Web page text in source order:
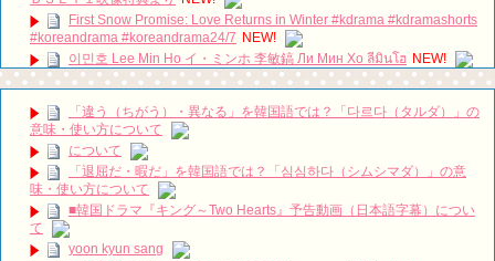
First Snow Promise: Love Returns in Winter #kdrama #kdramashorts
#koreandrama #koreandrama24/7 NEW!
이민호 Lee Min Ho イ・ミンホ 李敏鎬 Ли Мин Хо ลีมินโฮ NEW!
[Secrets and Lies] EP21, Preview, 비밀과 거짓말 20180723 NEW!
【レコーディング】Foi 新曲「花遊記」の制作裏側に迫る。【アーテ
ィスト密着動画】制作秘話
동생 구해준 아내한테 인성 보여준 남편 #이청아 #이동건 #박규영 #강
민혁
NEW!
【10月韓劇】《Nine Room 9號房間 나인룸 Room No. 9 》金喜善、
金英光、金海淑 三人集結版中字預告【DFTV數位未來】 NEW!
【韓国ドラマ】『熱血司祭』『エクストリーム・ジョブ』のイ・ハニ
が妖艶な女優役に挑戦!Netflix『エマ』で描かれる娯楽産業が躍進した1980
「違う（ちがう）・異なる」を韓国語では？「다르다（タルダ）」の
意味・使い方について
について
「退屈だ・暇だ」を韓国語では？「심심하다（シムシマダ）」の意
味・使い方について
■韓国ドラマ『キング～Two Hearts』予告動画（日本語字幕）につい
て
yoon kyun sang